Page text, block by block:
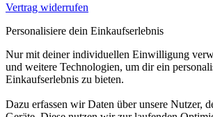
Vertrag widerrufen
Personalisiere dein Einkaufserlebnis
Nur mit deiner individuellen Einwilligung
und weitere Technologien, um dir ein
Einkaufserlebnis zu bieten.
Dazu erfassen wir Daten über unsere Nutzer,